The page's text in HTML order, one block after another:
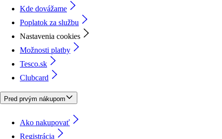
Kde dovážame
Poplatok za službu
Nastavenia cookies
Možnosti platby
Tesco.sk
Clubcard
Pred prvým nákupom
Ako nakupovať
Registrácia